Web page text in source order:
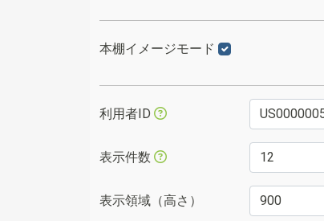
本棚イメージモード
利用者ID
表示件数
表示領域（高さ）